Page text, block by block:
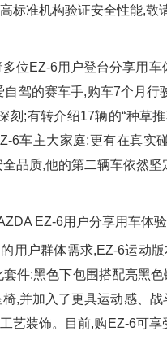
标准机构验证安全性能,敬
EZ-6用户登台分享用车
自驾的赛车手,购车7个月
刻;有转介绍17辆的“种草
6车主大家庭;更有在真实
全品质,他的第二辆车依然
EZ-6用户分享用车体
户群体需求,EZ-6运动版
件:黑色下包围搭配亮黑
,并加入了更具运动感、
艺装饰。目前,购EZ-6可